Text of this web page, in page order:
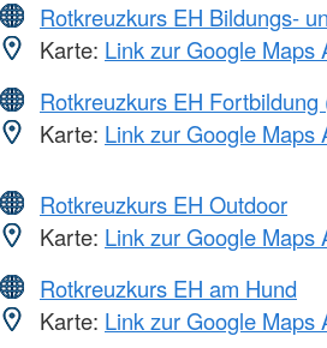
Rotkreuzkurs EH Bildungs-
Karte: Link zur Google Maps
Rotkreuzkurs EH Fortbildung
Karte: Link zur Google Maps
Rotkreuzkurs EH Outdoor
Karte: Link zur Google Maps
Rotkreuzkurs EH am Hund
Karte: Link zur Google Maps